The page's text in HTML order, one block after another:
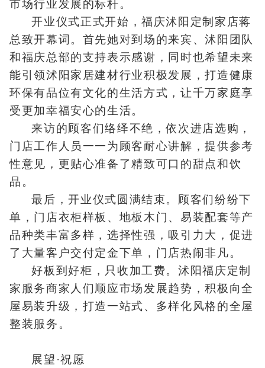
市场行业发展的标杆。
开业仪式正式开始，福庆沭阳定制家店蒋
总致开幕词。首先她对到场的来宾、沭阳团队
和福庆总部的支持表示感谢，同时也希望未来
能引领沭阳家居建材行业积极发展，打造健康
环保有品位有文化的生活方式，让千万家庭享
受更加幸福安心的生活。
来访的顾客们络绎不绝，依次进店选购，
门店工作人员一一为顾客耐心讲解，提供参考
性意见，更贴心准备了精致可口的甜点和饮
品。
最后，开业仪式圆满结束。顾客们纷纷下
单，门店衣柜样板、地板木门、易装配套等产
品种类丰富多样，选择性强，吸引力大，促进
了大量客户交付定金下单，门店热闹非凡。
好板到好柜，只收加工费。沭阳福庆定制
家服务商家人们顺应市场发展趋势，积极向全
屋易装升级，打造一站式、多样化风格的全屋
整装服务。
展望·祝愿